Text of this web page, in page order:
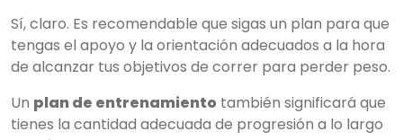
Sí, claro. Es recomendable que sigas un plan para que
tengas el apoyo y la orientación adecuados a la hora
de alcanzar tus objetivos de correr para perder peso.
Un plan de entrenamiento también significará que
tienes la cantidad adecuada de progresión a lo largo